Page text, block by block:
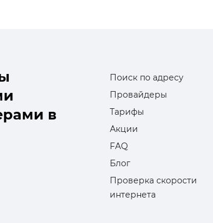
в
Поиск по адресу
Провайдеры
Тарифы
Акции
FAQ
Блог
Проверка скорости
интернета